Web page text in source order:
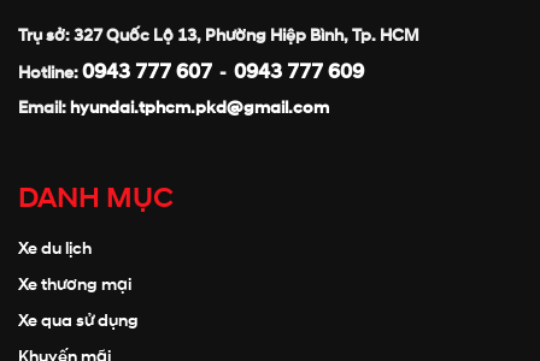
Trụ sở: 327 Quốc Lộ 13, Phường Hiệp Bình, Tp. HCM
Hotline:0943 777 607 - 0943 777 609
Email: hyundai.tphcm.pkd@gmail.com
DANH MỤC
Xe du lịch
Xe thương mại
Xe qua sử dụng